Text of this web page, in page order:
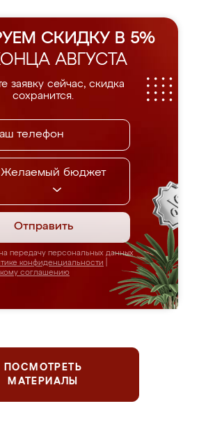
СКИДКУ В 5%
АВГУСТА
заявку сейчас, скидка
сохранится.
Желаемый бюджет
Отправить
передачу персональных данных
конфиденциальности
соглашению
ПОСМОТРЕТЬ
МАТЕРИАЛЫ